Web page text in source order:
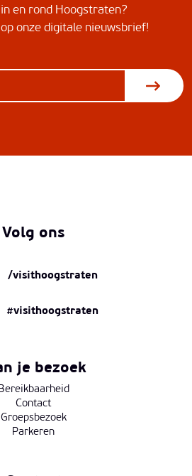
en rond Hoogstraten?
onze digitale nieuwsbrief!
Volg ons
/visithoogstraten
#visithoogstraten
je bezoek
Contact
Groepsbezoek
Parkeren